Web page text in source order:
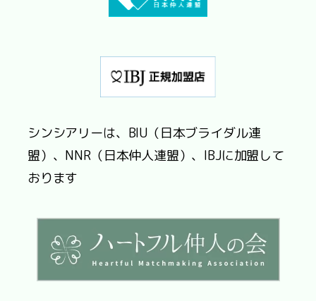
シンシアリーは、BIU（日本ブライダル連
盟）、NNR（日本仲人連盟）、IBJに加盟して
おります